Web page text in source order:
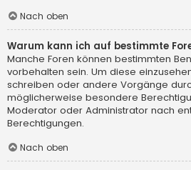
Nach oben
Warum kann ich auf bestimmte
Manche Foren können bestimmten
vorbehalten sein. Um diese
schreiben oder andere Vorgänge
möglicherweise besondere
Moderator oder Administrator nach
Berechtigungen.
Nach oben